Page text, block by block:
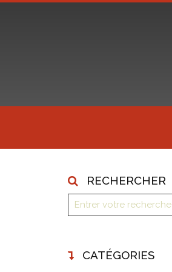
RECHERCHER
CATÉGORIES